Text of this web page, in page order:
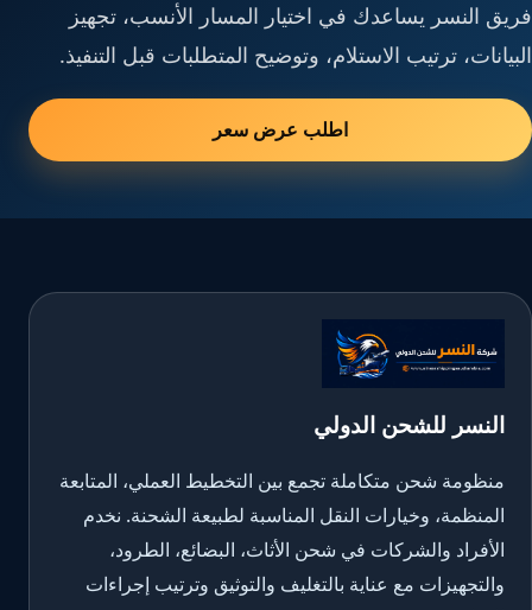
فريق النسر يساعدك في اختيار المسار الأنسب، تجهيز
البيانات، ترتيب الاستلام، وتوضيح المتطلبات قبل التنفيذ.
اطلب عرض سعر
النسر للشحن الدولي
منظومة شحن متكاملة تجمع بين التخطيط العملي، المتابعة
المنظمة، وخيارات النقل المناسبة لطبيعة الشحنة. نخدم
الأفراد والشركات في شحن الأثاث، البضائع، الطرود،
والتجهيزات مع عناية بالتغليف والتوثيق وترتيب إجراءات